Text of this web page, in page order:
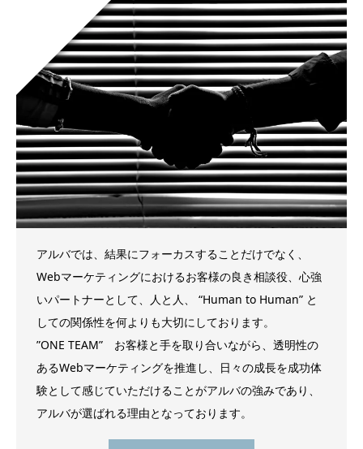
アルバでは、結果にフォーカスすることだけでなく、
Webマーケティングにおけるお客様の良き相談役、心強
いパートナーとして、人と人、 “Human to Human” と
しての関係性を何よりも大切にしております。
”ONE TEAM” お客様と手を取り合いながら、透明性の
あるWebマーケティングを推進し、日々の成長を成功体
験として感じていただけることがアルバの強みであり、
アルバが選ばれる理由となっております。